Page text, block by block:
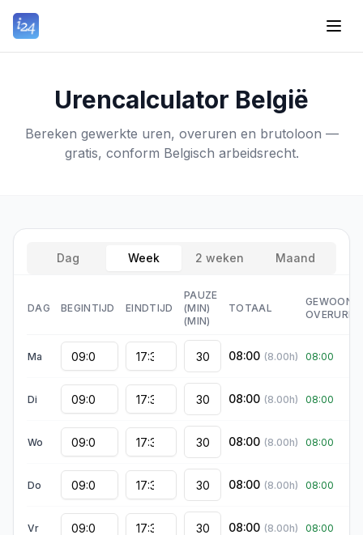
Urencalculator België
Bereken gewerkte uren, overuren en brutoloon —
gratis, conform Belgisch arbeidsrecht.
Dag Week 2 weken Maand
DAG BEGINTIJD EINDTIJD
PAUZE
(MIN)
(MIN)
TOTAAL
GEWOON
OVERUREN
Ma 08:00 (8.00h) 08:00
Di 08:00 (8.00h) 08:00
Wo 08:00 (8.00h) 08:00
Do 08:00 (8.00h) 08:00
Vr 08:00 (8.00h) 08:00